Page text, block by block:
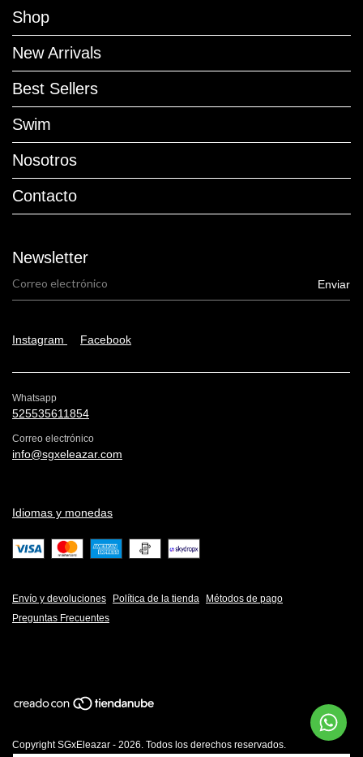
Shop
New Arrivals
Best Sellers
Swim
Nosotros
Contacto
Newsletter
Instagram Facebook
Whatsapp
525535611854
Correo electrónico
info@sgxeleazar.com
Idiomas y monedas
Envío y devoluciones Política de la tienda
Métodos de pago
Preguntas Frecuentes
Copyright SGxEleazar - 2026. Todos los derechos reservados.